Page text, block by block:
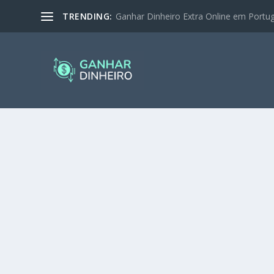
TRENDING: Ganhar Dinheiro Extra Online em